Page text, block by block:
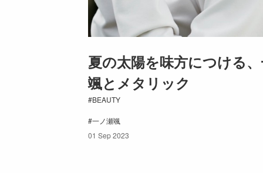
夏の太陽を味方につける
颯とメタリック
BEAUTY
一ノ瀬颯
01 Sep 2023